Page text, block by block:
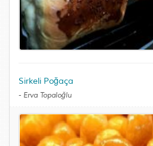
Sirkeli Poğaça
- Erva Topaloğlu